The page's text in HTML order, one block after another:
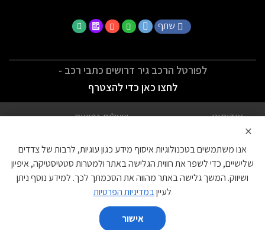
שתף
לפורטל הרכב גיר דרושים כתבי רכב -
לחצו כאן כדי להצטרף
אודותינו
שאלות נפוצות
הצהרת נגישות
צור קשר
עוגיות
×
אנו משתמשים בטכנולוגיות איסוף מידע כגון עוגיות, לרבות של צדדים
שלישיים, כדי לשפר את חווית הגלישה באתר ולמטרות סטטיסטיקה, איפיון
ושיווק. המשך גלישה באתר מהווה את הסכמתך לכך. למידע נוסף ניתן
לעייןבמדיניות הפרטיות
אישור